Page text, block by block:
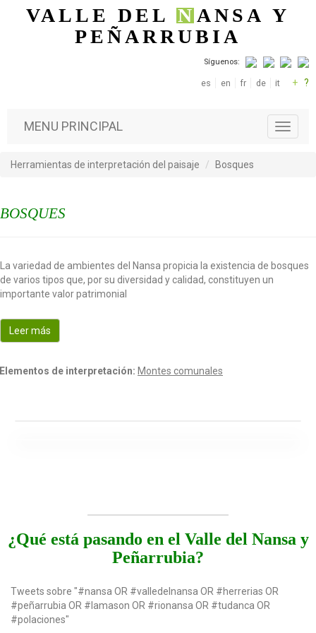
Pasar al contenido principal
VALLE DELNANSA Y
PEÑARRUBIA
Síguenos:
es en fr de it + ?
T
o
g
MENU PRINCIPAL
Herramientas de interpretación del paisaje Bosques
BOSQUES
La variedad de ambientes del Nansa propicia la existencia de bosques
de varios tipos que, por su diversidad y calidad, constituyen un
importante valor patrimonial
Leer más
Elementos de interpretación: Montes comunales
¿Qué está pasando en el Valle del Nansa y
Peñarrubia?
Tweets sobre "#nansa OR #valledelnansa OR #herrerias OR
#peñarrubia OR #lamason OR #rionansa OR #tudanca OR
#polaciones"